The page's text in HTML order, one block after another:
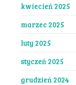
kwiecień 2025
marzec 2025
luty 2025
styczeń 2025
grudzień 2024